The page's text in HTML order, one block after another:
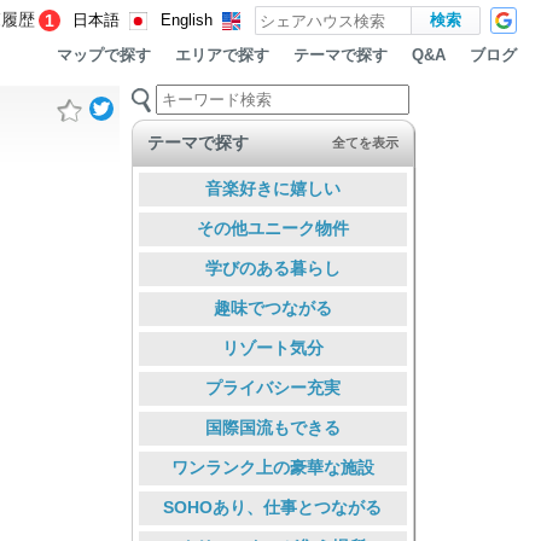
歴 1 日本語 English
マップで探す エリアで探す テーマで探す Q&A ブログ
テーマで探す 全てを表示
音楽好きに嬉しい
その他ユニーク物件
学びのある暮らし
趣味でつながる
リゾート気分
プライバシー充実
国際国流もできる
ワンランク上の豪華な施設
SOHOあり、仕事とつながる